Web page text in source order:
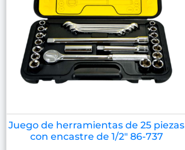
Juego de herramientas de 25 piezas
con encastre de 1/2″ 86-737